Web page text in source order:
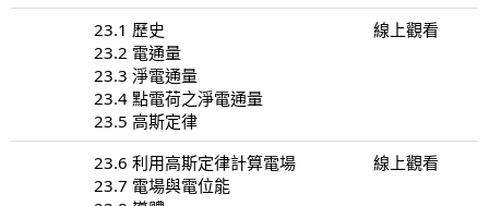
23.1 歷史
23.2 電通量
23.3 淨電通量
23.4 點電荷之淨電通量
23.5 高斯定律
線上觀看
23.6 利用高斯定律計算電場
23.7 電場與電位能
線上觀看